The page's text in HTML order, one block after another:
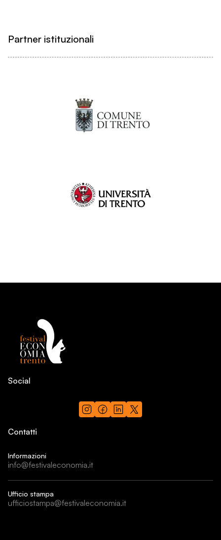
Partner istituzionali
Social
Contatti
Informazioni
info@festivaleconomia.it
Ufficio stampa
ufficiostampa@festivaleconomia.it